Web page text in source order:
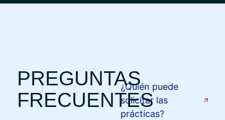
PREGUNTAS
FRECUENTES
¿Quién puede
solicitar las
prácticas?